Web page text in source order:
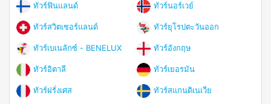
ทัวร์ฟินแลนด์ ทัวร์นอร์เวย์
ทัวร์สวิตเซอร์แลนด์ ทัวร์ยุโรปตะวันออก
ทัวร์เบเนลักซ์ - BENELUX ทัวร์อังกฤษ
ทัวร์อิตาลี ทัวร์เยอรมัน
ทัวร์ฝรั่งเศส ทัวร์สแกนดิเนเวีย